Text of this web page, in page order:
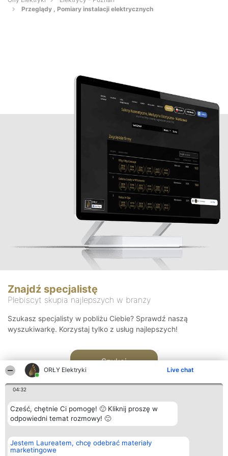
ORŁY Elektryki Live chat
04:32
Cześć, chętnie Ci pomogę! 🙂 Kliknij proszę w
odpowiedni temat rozmowy! 🙂
Jestem Laureatem, chcę odebrać materiały
marketingowe
Przeglądy , Pomiary instalacji elektrycznych
Znajdź specjalistę
Plebiscyt skupia najlepszych w branży
Szukasz specjalisty w pobliżu Ciebie? Sprawdź naszą
wyszukiwarkę. Korzystaj tylko z usług najlepszych!
Szukaj
Organizator plebiscytu
Bright Side Solutions sp. z o.
o. sp. k.
Plebiscyt
Laureaci
Kontakt
Kontakt